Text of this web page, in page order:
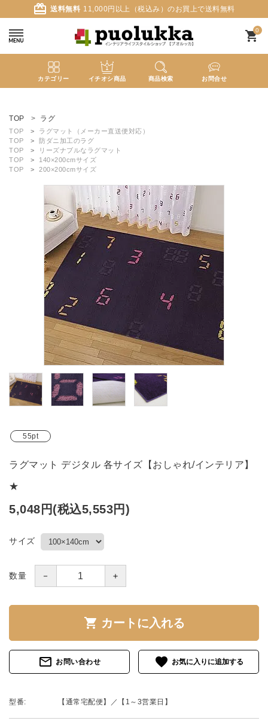
card_giftcard 送料無料 11,000円以上（税込み）のお買上で送料無料
0
shopping_cart
カテゴリー イチオシ商品 商品検索 お問合せ
ようこそ ゲスト 様
meeting_room ログイン person 新規会員登録
search
カテゴリーから探す
ブランド
ガイドライン
TOP ラグ
TOP
ラグマット（メーカー直送便対応）
TOP
防ダニ加工のラグ
TOP
リーズナブルなラグマット
TOP
140×200cmサイズ
TOP
200×200cmサイズ
55pt
ラグマット デジタル 各サイズ【おしゃれ/インテリア】
★
5,048円(税込5,553円)
サイズ
数量 － ＋
shopping_cart カートに入れる
mail_outline お問い合わせ favorite
型番: 【通常宅配便】／【1～3営業日】